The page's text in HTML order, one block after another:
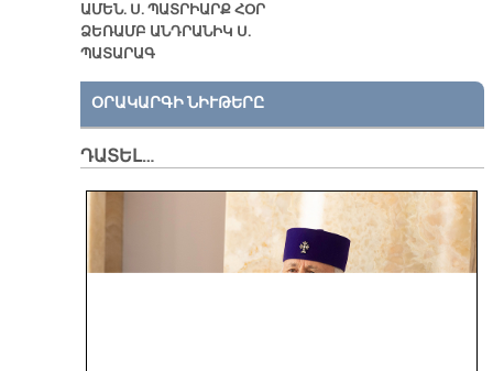
ԱՄԵՆ. Ս. ՊԱՏՐԻԱՐՔ ՀՕՐ
ՁԵՌԱՄԲ ԱՆԴՐԱՆԻԿ Ս.
ՊԱՏԱՐԱԳ
ՕՐԱԿԱՐԳԻ ՆԻՒԹԵՐԸ
ԴԱՏԵԼ…